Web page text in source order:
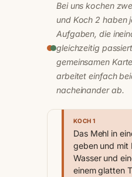
Bei uns kochen
und Koch 2 haben
Aufgaben, die
gleichzeitig
gemeinsamen
arbeitet einfach
nacheinander ab.
KOCH 1
Das Mehl in
geben und mit
Wasser und
einem glatten